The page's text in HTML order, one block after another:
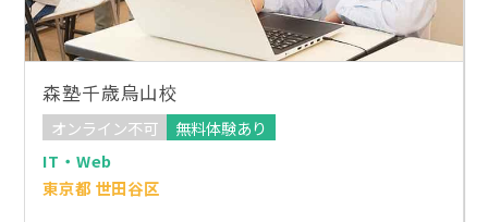
森塾千歳烏山校
オンライン不可
無料体験あり
IT・Web
東京都 世田谷区